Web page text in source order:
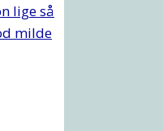
lige så
milde